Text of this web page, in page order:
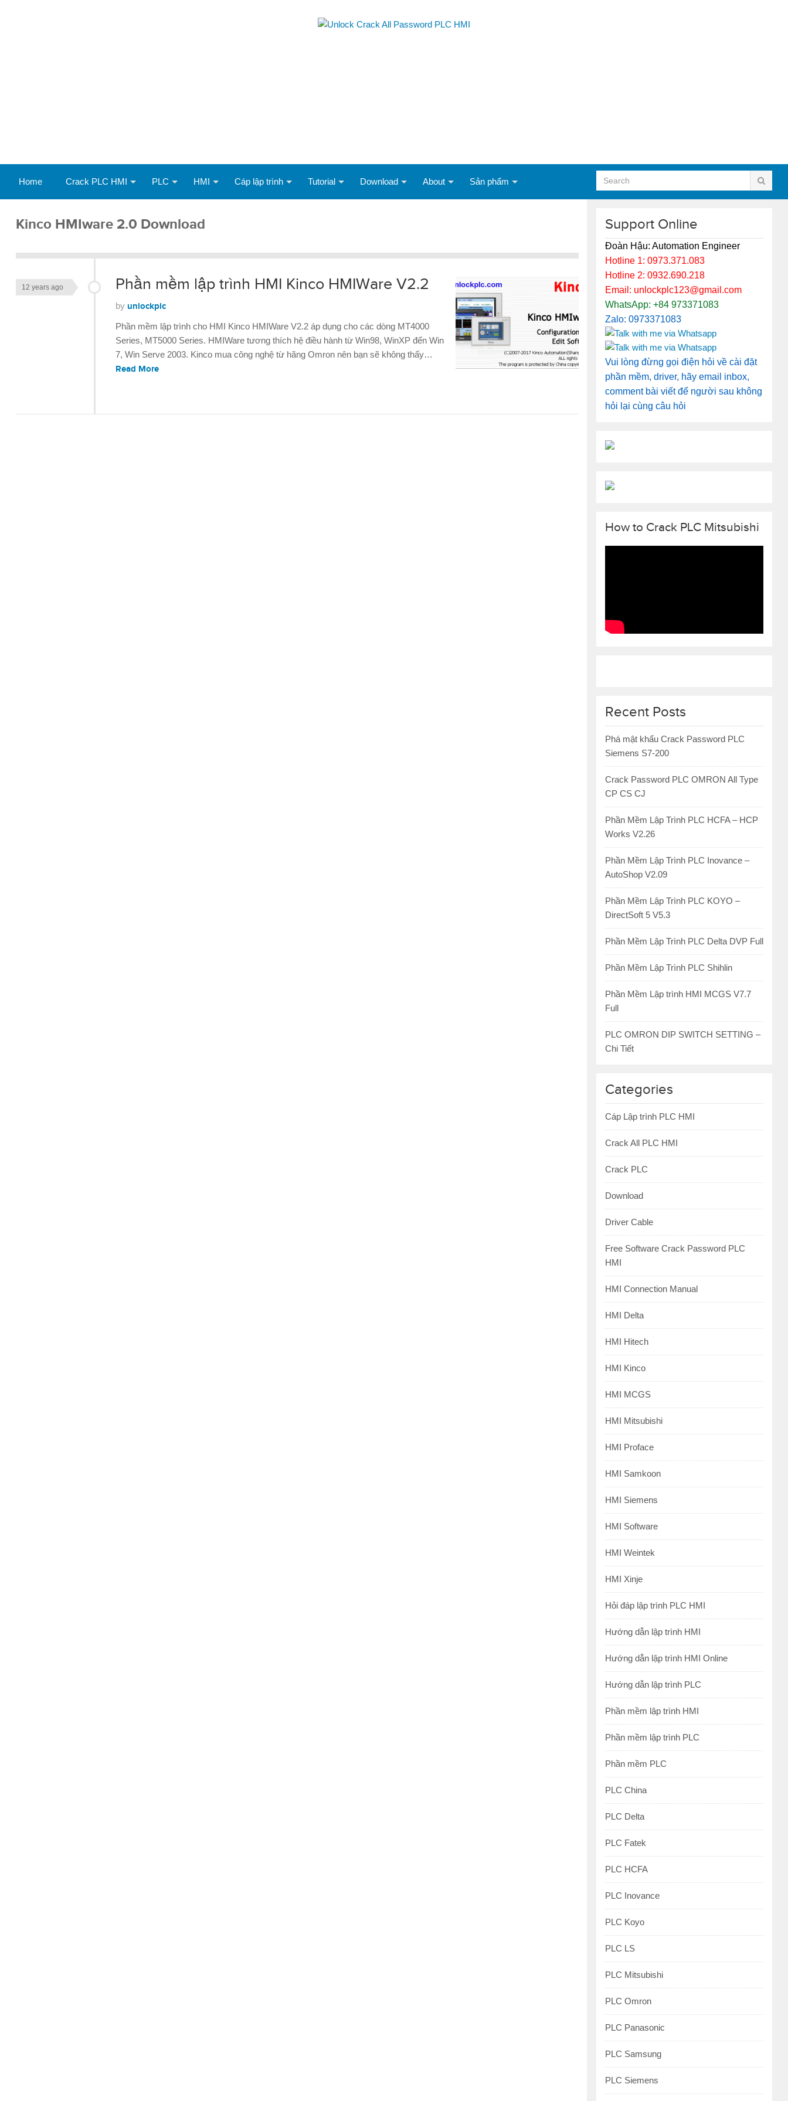
Home Crack PLC HMI PLC HMI Cáp lập trình Tutorial Download About Sản phẩm
Kinco HMIware 2.0 Download
Phần mềm lập trình HMI Kinco HMIWare V2.2
12 years ago
by unlockplc
Phần mềm lập trình cho HMI Kinco HMIWare V2.2 áp dụng cho các dòng MT4000
Series, MT5000 Series. HMIWare tương thích hệ điều hành từ Win98, WinXP đến Win
7, Win Serve 2003. Kinco mua công nghệ từ hãng Omron nên bạn sẽ không thấy…
Read More
Support Online
Đoàn Hậu: Automation Engineer
Hotline 1: 0973.371.083
Hotline 2: 0932.690.218
Email: unlockplc123@gmail.com
WhatsApp: +84 973371083
Zalo: 0973371083
Vui lòng đừng gọi điện hỏi về cài đặt
phần mềm, driver, hãy email inbox,
comment bài viết để người sau không
hỏi lại cùng câu hỏi
How to Crack PLC Mitsubishi
Recent Posts
Phá mật khẩu Crack Password PLC
Siemens S7-200
Crack Password PLC OMRON All Type
CP CS CJ
Phần Mềm Lập Trình PLC HCFA – HCP
Works V2.26
Phần Mềm Lập Trình PLC Inovance –
AutoShop V2.09
Phần Mềm Lập Trình PLC KOYO –
DirectSoft 5 V5.3
Phần Mềm Lập Trình PLC Delta DVP Full
Phần Mềm Lập Trình PLC Shihlin
Phần Mềm Lập trình HMI MCGS V7.7
Full
PLC OMRON DIP SWITCH SETTING –
Chi Tiết
Categories
Cáp Lập trình PLC HMI
Crack All PLC HMI
Crack PLC
Download
Driver Cable
Free Software Crack Password PLC
HMI
HMI Connection Manual
HMI Delta
HMI Hitech
HMI Kinco
HMI MCGS
HMI Mitsubishi
HMI Proface
HMI Samkoon
HMI Siemens
HMI Software
HMI Weintek
HMI Xinje
Hỏi đáp lập trình PLC HMI
Hướng dẫn lập trình HMI
Hướng dẫn lập trình HMI Online
Hướng dẫn lập trình PLC
Phần mềm lập trình HMI
Phần mềm lập trình PLC
Phần mềm PLC
PLC China
PLC Delta
PLC Fatek
PLC HCFA
PLC Inovance
PLC Koyo
PLC LS
PLC Mitsubishi
PLC Omron
PLC Panasonic
PLC Samsung
PLC Siemens